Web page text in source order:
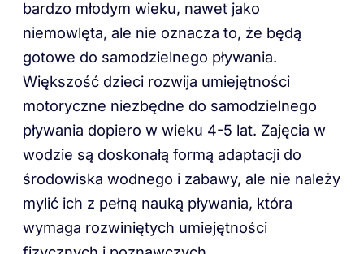
bardzo młodym wieku, nawet jako
niemowlęta, ale nie oznacza to, że będą
gotowe do samodzielnego pływania.
Większość dzieci rozwija umiejętności
motoryczne niezbędne do samodzielnego
pływania dopiero w wieku 4-5 lat. Zajęcia w
wodzie są doskonałą formą adaptacji do
środowiska wodnego i zabawy, ale nie należy
mylić ich z pełną nauką pływania, która
wymaga rozwiniętych umiejętności